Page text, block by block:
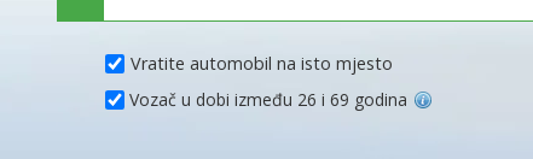
Vratite automobil na isto mjesto
Vozač u dobi između 26 i 69 godina